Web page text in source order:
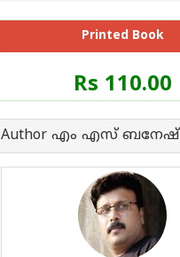
Printed Book
Price
of
Book
Rs 110.00
Author എം എസ് ബനേഷ്